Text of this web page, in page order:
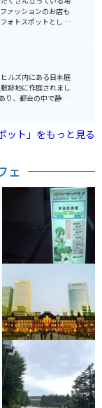
ァッションのお店も
ォトスポットとして
スやホテル、住宅も
ルズ内にある日本庭
跡地に作庭されまし
り、都会の中で静か
気です。庭園内に
ことができます。春
桜の季節には多くの
本木ヒルズ内のショ
利用しやすいのが魅
本木駅から徒歩数分
ット」をもっと見る
ェ